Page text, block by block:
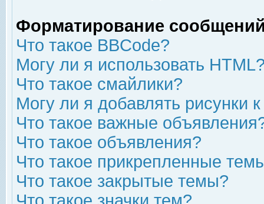
Форматирование
Что такое BBCode?
Могу ли я использовать
Что такое смайлики?
Могу ли я добавлять рисунки
Что такое важные
Что такое объявления?
Что такое прикрепленные
Что такое закрытые темы?